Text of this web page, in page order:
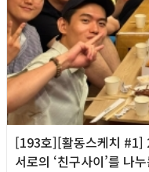
[193호][활동스케치 #1]
서로의 ‘친구사이’를 나